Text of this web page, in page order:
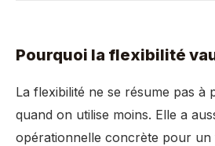
Pourquoi la flexibilité
La flexibilité ne se résume pas à
quand on utilise moins. Elle a
opérationnelle concrète pour un